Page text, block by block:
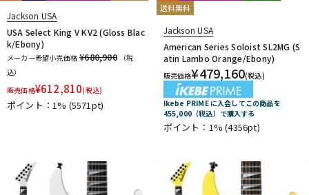
Jackson USA
USA Select King V KV2 (Gloss Blac
k/Ebony)
メーカー希望小売価格 ¥680,900
（税
込）
販売価格¥612,810(税込)
ポイント：1% (5571pt)
送料無料
Jackson USA
American Series Soloist SL2MG (S
atin Lambo Orange/Ebony)
販売価格¥479,160(税込)
Ikebe PRIME に入会してこの商品を
455,000（税込）で購入する
ポイント：1%(4356pt)